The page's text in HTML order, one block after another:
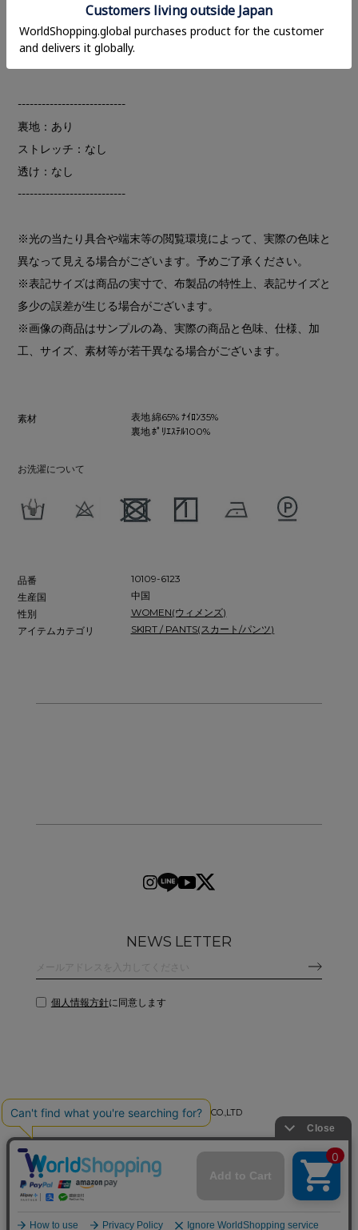
よって、足さばきも良く快適に着用いただけます。ナイロンコ
ットンのハリのある素材を使用しており、合成繊維に寄りすぎ
ないナチュラルな風合いが特徴です。
---------------------------
裏地：あり
ストレッチ：なし
透け：なし
---------------------------
※光の当たり具合や端末等の閲覧環境によって、実際の色味と
異なって見える場合がございます。予めご了承ください。
※表記サイズは商品の実寸で、布製品の特性上、表記サイズと
多少の誤差が生じる場合がございます。
※画像の商品はサンプルの為、実際の商品と色味、仕様、加
工、サイズ、素材等が若干異なる場合がございます。
素材
表地 綿65% ﾅｲﾛﾝ35%
裏地 ﾎﾟﾘｴｽﾃﾙ100%
お洗濯について
品番
10109-6123
生産国
中国
性別
WOMEN(ウィメンズ)
アイテムカテゴリ
SKIRT / PANTS(スカート/パンツ)
NEWS LETTER
個人情報方針に同意します
©2026 CLANE DESIGN CO.,LTD